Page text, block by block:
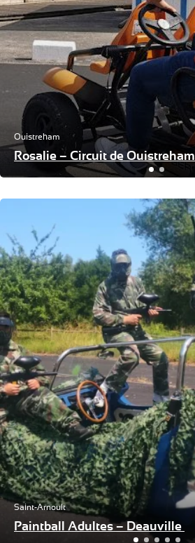
Ouistreham
Rosalie – Circuit de Ouistreham
Saint-Arnoult
Paintball Adultes – Deauville